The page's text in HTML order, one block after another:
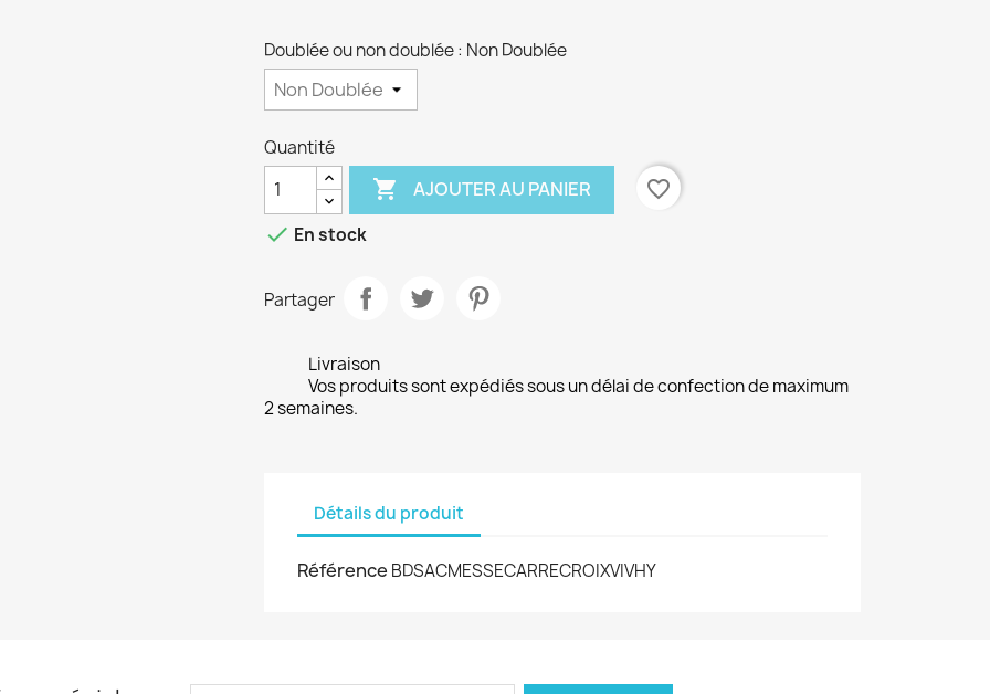
Doublée ou non doublée : Non Doublée
Quantité
 AJOUTER AU PANIER
favorite_border
 En stock
Partager
Livraison
Vos produits sont expédiés sous un délai de confection de maximum
2 semaines.
Détails du produit
Référence BDSACMESSECARRECROIXVIVHY